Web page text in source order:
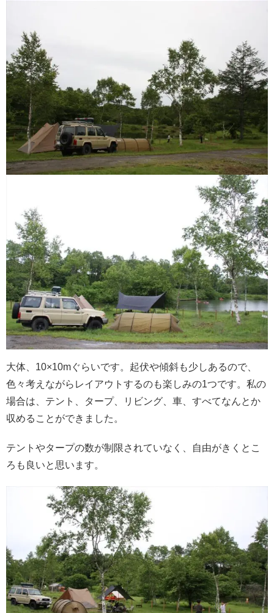
大体、10×10mぐらいです。起伏や傾斜も少しあるので、
色々考えながらレイアウトするのも楽しみの1つです。私の
場合は、テント、タープ、リビング、車、すべてなんとか
収めることができました。
テントやタープの数が制限されていなく、自由がきくとこ
ろも良いと思います。